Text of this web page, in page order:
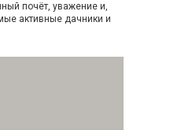
почёт, уважение и,
активные дачники и